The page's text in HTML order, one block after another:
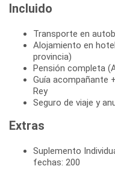
Incluido
Transporte en
Alojamiento en
provincia)
Pensión completa
Guía acompañante
Rey
Seguro de viaje y
Extras
Suplemento
fechas: 200